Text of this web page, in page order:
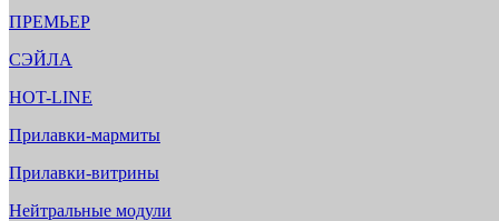
ПРЕМЬЕР
СЭЙЛА
HOT-LINE
Прилавки-мармиты
Прилавки-витрины
Нейтральные модули